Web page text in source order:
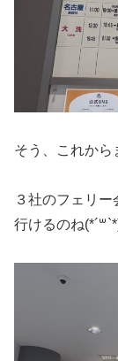
そう、これから
３社のフェリ
行けるのね